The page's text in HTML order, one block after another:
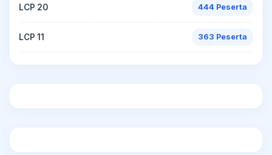
LCP 20 444 Peserta
LCP 11 363 Peserta